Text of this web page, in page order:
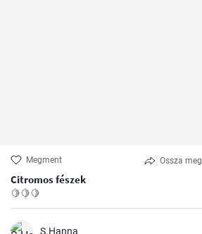
Megment Ossza meg
Citromos fészek
🍋🍋🍋
S.Hanna